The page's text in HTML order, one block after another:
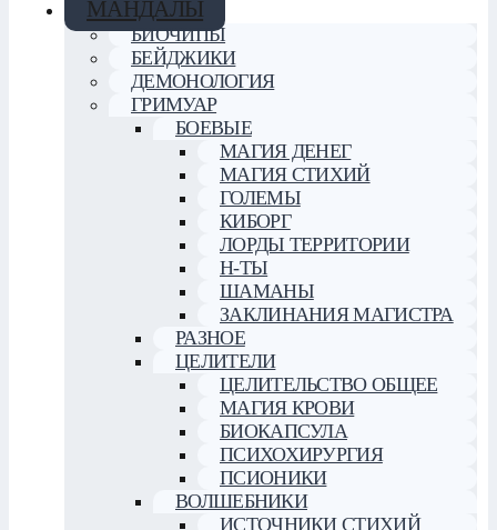
МАНДАЛЫ
БИОЧИПЫ
БЕЙДЖИКИ
ДЕМОНОЛОГИЯ
ГРИМУАР
БОЕВЫЕ
МАГИЯ ДЕНЕГ
МАГИЯ СТИХИЙ
ГОЛЕМЫ
КИБОРГ
ЛОРДЫ ТЕРРИТОРИИ
Н-ТЫ
ШАМАНЫ
ЗАКЛИНАНИЯ МАГИСТРА
РАЗНОЕ
ЦЕЛИТЕЛИ
ЦЕЛИТЕЛЬСТВО ОБЩЕЕ
МАГИЯ КРОВИ
БИОКАПСУЛА
ПСИХОХИРУРГИЯ
ПСИОНИКИ
ВОЛШЕБНИКИ
ИСТОЧНИКИ СТИХИЙ